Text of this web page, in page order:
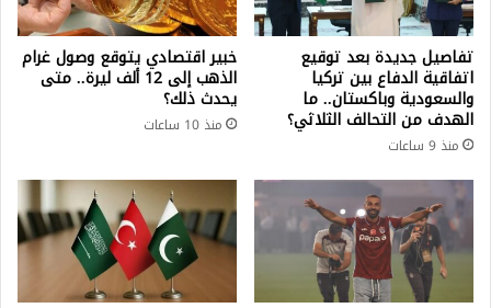
تفاصيل جديدة بعد توقيع
اتفاقية الدفاع بين تركيا
والسعودية وباكستان.. ما
الهدف من التحالف الثلاثي؟
منذ 9 ساعات
خبير اقتصادي يتوقع وصول غرام
الذهب إلى 12 ألف ليرة.. متى
يحدث ذلك؟
منذ 10 ساعات